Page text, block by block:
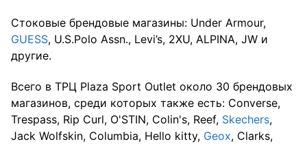
Стоковые брендовые магазины: Under Armour,
GUESS, U.S.Polo Assn., Levi’s, 2XU, ALPINA, JW и
другие.
Всего в ТРЦ Plaza Sport Outlet около 30 брендовых
магазинов, среди которых также есть: Converse,
Trespass, Rip Curl, O'STIN, Colin's, Reef, Skechers,
Jack Wolfskin, Columbia, Hello kitty, Geox, Clarks,